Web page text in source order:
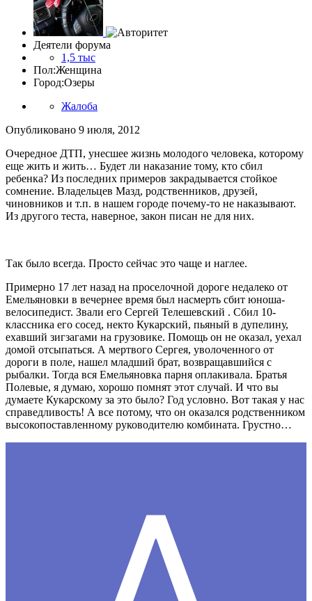
Деятели форума
1,5 тыс
Пол:Женщина
Город:Озеры
Жалоба
Опубликовано 9 июля, 2012
Очередное ДТП, унесшее жизнь молодого человека, которому
еще жить и жить… Будет ли наказание тому, кто сбил
ребенка? Из последних примеров закрадывается стойкое
сомнение. Владельцев Мазд, родственников, друзей,
чиновников и т.п. в нашем городе почему-то не наказывают.
Из другого теста, наверное, закон писан не для них.
Так было всегда. Просто сейчас это чаще и наглее.
Примерно 17 лет назад на проселочной дороге недалеко от
Емельяновки в вечернее время был насмерть сбит юноша-
велосипедист. Звали его Сергей Телешевский . Сбил 10-
классника его сосед, некто Кукарский, пьяный в дупелину,
ехавший зигзагами на грузовике. Помощь он не оказал, уехал
домой отсыпаться. А мертвого Сергея, уволоченного от
дороги в поле, нашел младший брат, возвращавшийся с
рыбалки. Тогда вся Емельяновка парня оплакивала. Братья
Полевые, я думаю, хорошо помнят этот случай. И что вы
думаете Кукарскому за это было? Год условно. Вот такая у нас
справедливость! А все потому, что он оказался родственником
высокопоставленному руководителю комбината. Грустно…